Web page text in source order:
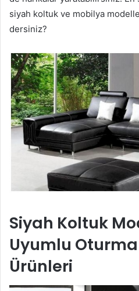
siyah koltuk ve mobilya
dersiniz?
Siyah Koltuk
Uyumlu Oturma
Ürünleri